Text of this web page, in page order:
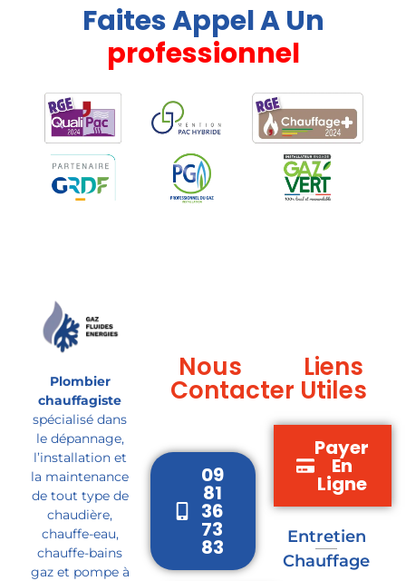
Faites Appel A Un
professionnel
Plombier
chauffagiste
spécialisé dans
le dépannage,
l’installation et
la maintenance
de tout type de
chaudière,
chauffe-eau,
chauffe-bains
gaz et pompe à
Nous
Contacter
09
81
36
73
83
Liens
Utiles
Payer
En
Ligne
Entretien
Chauffage